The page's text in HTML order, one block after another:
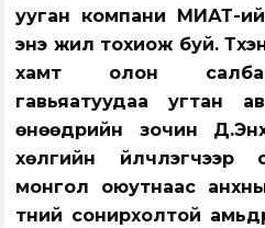
ууган компани МИАТ-
энэ жил тохиож буй.
хамт олон
гавьяатуудаа угтан
өнөөдрийн зочин
хөлгийн
монгол оюутнаас
түүний сонирхолтой